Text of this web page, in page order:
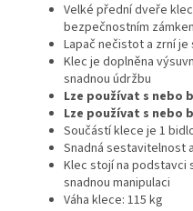
Velké přední dveře
bezpečnostním
Lapač nečistot a zrní
Klec je doplněna
snadnou údržbu
Lze používat s nebo
Lze používat s nebo
Součástí klece je 1
Snadná sestavitelnost
Klec stojí na podstavci
snadnou manipulaci
Váha klece: 115 kg